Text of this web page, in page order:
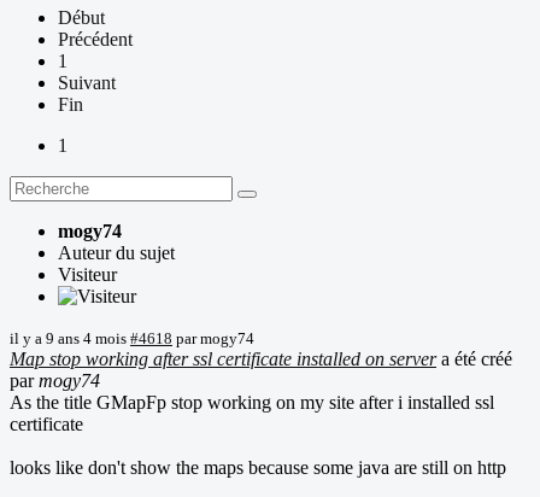
Début
Précédent
1
Suivant
Fin
1
mogy74
Auteur du sujet
Visiteur
il y a 9 ans 4 mois #4618 parmogy74
Map stop working after ssl certificate installed on servera été créé
parmogy74
As the title GMapFp stop working on my site after i installed ssl
certificate
looks like don't show the maps because some java are still on http